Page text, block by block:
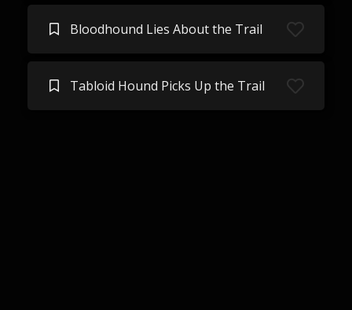
Bloodhound Lies About the Trail
Tabloid Hound Picks Up the Trail